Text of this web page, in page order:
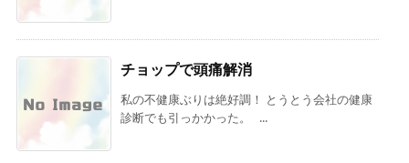
チョップで頭痛解消
私の不健康ぶりは絶好調！ とうとう会社の健康
診断でも引っかかった。 ...